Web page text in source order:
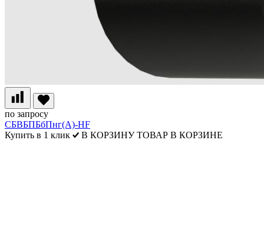
по запросу
СБВБПБбПнг(А)-HF
Купить в 1 клик
В КОРЗИНУ ТОВАР В КОРЗИНЕ